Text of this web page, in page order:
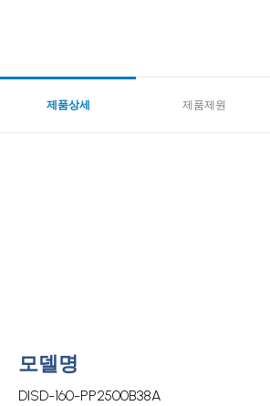
제품상세 제품제원
모델명
DISD-160-PP2500B38A